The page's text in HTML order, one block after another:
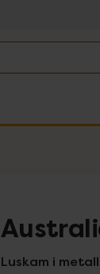
Luskam i